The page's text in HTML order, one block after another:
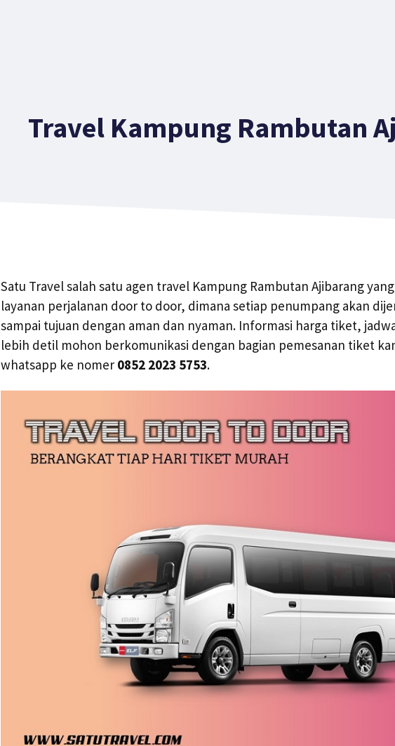
Travel Kampung Rambutan
Satu Travel salah satu agen travel Kampung Rambutan Ajibarang
layanan perjalanan door to door, dimana setiap penumpang akan
sampai tujuan dengan aman dan nyaman. Informasi harga tiket,
lebih detil mohon berkomunikasi dengan bagian pemesanan tiket
whatsapp ke nomer 0852 2023 5753.